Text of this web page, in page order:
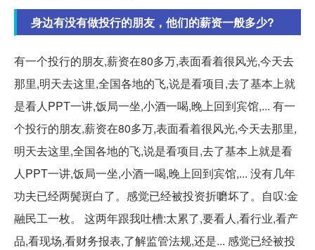
身边有没有做投行的朋友，他们的薪资一般多少?
有一个投行的朋友,薪资在80多万,表面看着很风光,今天去
那里,明天去这里,全国各地的飞,说是看项目,去了基本上就
是看人PPT一讲,饭局一坐,小酒一喝,晚上回到宾馆,... 有一
个投行的朋友,薪资在80多万,表面看着很风光,今天去那里,
明天去这里,全国各地的飞,说是看项目,去了基本上就是看
人PPT一讲,饭局一坐,小酒一喝,晚上回到宾馆,... 没有几年
功夫已经两鬓斑白了。感觉已经被投资折嚰坏了。自叹:金
融民工一枚。 这两年跟我吐槽:太累了,要看人,看行业,看产
品,看现场,看财务报表,了解监管法规,还是... 感觉已经被投